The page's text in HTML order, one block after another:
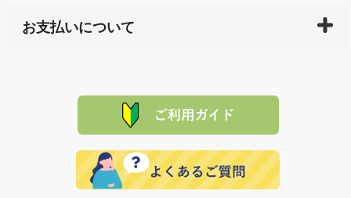
サイト内で購入された商品の送料は、こちらの
全国送
れの生産メーカーからお客様の元へ直送いたしますの
で、 それぞれ個別に送料が必要になります。
または配送途中の 事故などで不都合が生じている場合
品代金を返金いたします。）
その際は誠に申し訳ありませんが、当協会までご注文
願いいたします。
お支払いについて
た場合、お客様からの ご入金を確認した後で、商品を
定された場合は、準備出来次第の便にてお送りいたし
ます。 （到着日指定をされている場合は、ご指定の日